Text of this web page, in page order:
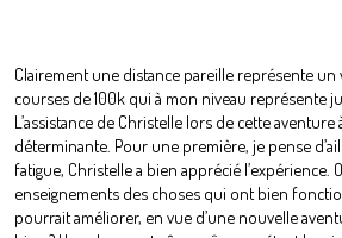
Clairement une distance pareille représente un
courses de 100k qui à mon niveau représente
L’assistance de Christelle lors de cette aventure
déterminante. Pour une première, je pense
fatigue, Christelle a bien apprécié l’expérience.
enseignements des choses qui ont bien
pourrait améliorer, en vue d’une nouvelle